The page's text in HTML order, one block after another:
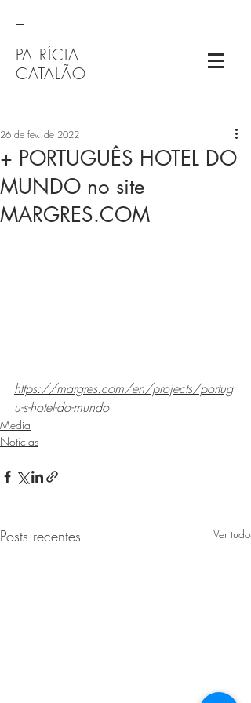
PATRÍCIA
CATALÃO
+ PORTUGUÊS HOTEL DO
MUNDO no site
MARGRES.COM
26 de fev. de 2022
https://margres.com/en/projects/portug
u-s-hotel-do-mundo
Media
Notícias
Posts recentes Ver tudo